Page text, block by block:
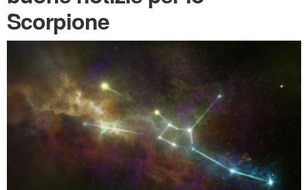
Scorpione